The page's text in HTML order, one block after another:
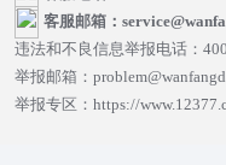
客服邮箱：
违法和不良信息举报电话：
举报邮箱：
举报专区：https://